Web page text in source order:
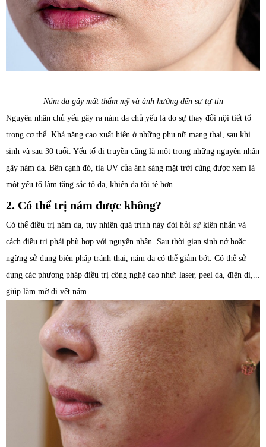
Nám da gây mất thẩm mỹ và ảnh hưởng đến sự tự tin
Nguyên nhân chủ yếu gây ra nám da chủ yếu là do sự thay đổi nội tiết tố
trong cơ thể. Khả năng cao xuất hiện ở những phụ nữ mang thai, sau khi
sinh và sau 30 tuổi. Yếu tố di truyền cũng là một trong những nguyên nhân
gây nám da. Bên cạnh đó, tia UV của ánh sáng mặt trời cũng được xem là
một yếu tố làm tăng sắc tố da, khiến da tồi tệ hơn.
2. Có thể trị nám được không?
Có thể điều trị nám da, tuy nhiên quá trình này đòi hỏi sự kiên nhẫn và
cách điều trị phải phù hợp với nguyên nhân. Sau thời gian sinh nở hoặc
ngừng sử dụng biện pháp tránh thai, nám da có thể giảm bớt. Có thể sử
dụng các phương pháp điều trị công nghệ cao như: laser, peel da, điện di,...
giúp làm mờ đi vết nám.